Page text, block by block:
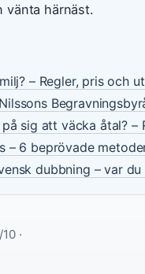
vänta härnäst.
– Regler, pris och
sig att väcka åtal? –
– 6 beprövade
dubbning – var
·